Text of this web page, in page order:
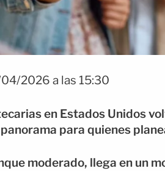
2026 a las 15:30
en Estados Unidos
para quienes
moderado, llega en un